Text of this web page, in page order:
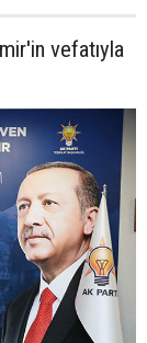
vefatıyla